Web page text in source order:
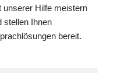
unserer Hilfe meistern
stellen Ihnen
bereit.